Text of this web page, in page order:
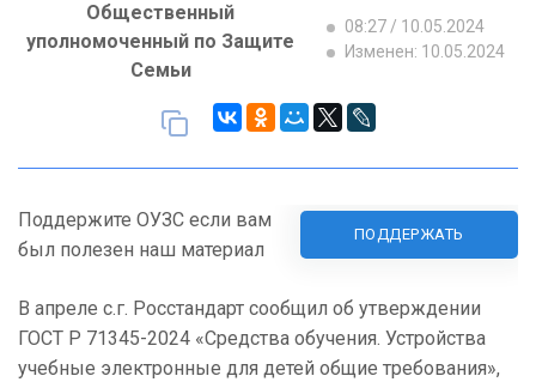
Общественный
уполномоченный по Защите
Семьи
08:27 / 10.05.2024
Изменен: 10.05.2024
Поддержите ОУЗС если вам
был полезен наш материал
ПОДДЕРЖАТЬ
В апреле с.г. Росстандарт сообщил об утверждении
ГОСТ Р 71345-2024 «Средства обучения. Устройства
учебные электронные для детей общие требования»,